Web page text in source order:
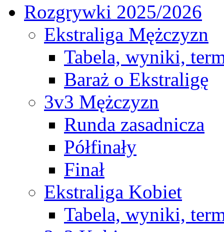
Rozgrywki 2025/2026
Ekstraliga Mężczyzn
Tabela, wyniki,
Baraż o Ekstraligę
3v3 Mężczyzn
Runda zasadnicza
Półfinały
Finał
Ekstraliga Kobiet
Tabela, wyniki,